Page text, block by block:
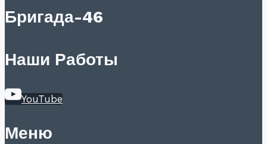
Бригада-46
Наши Работы
YouTube
Меню